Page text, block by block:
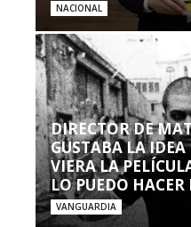
NACIONAL
DIRECTOR DE
GUSTABA LA
VIERA LA
LO PUEDO HACER
VANGUARDIA